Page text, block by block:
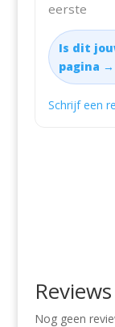
eerste
Is dit
pagina →
Schrijf een
Reviews
Nog geen